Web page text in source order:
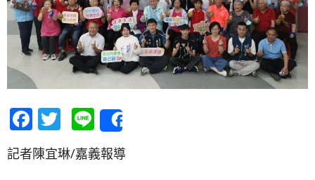
Facebook
Twitter
Line
記者陳宜琳/嘉義報導